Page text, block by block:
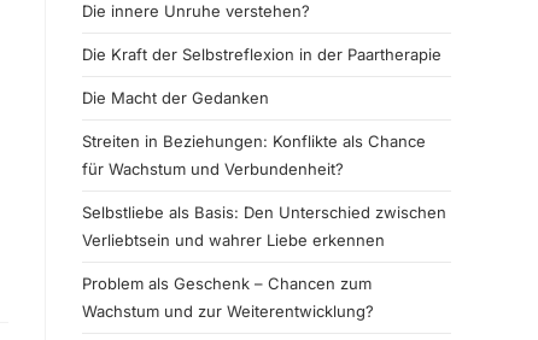
Die innere Unruhe verstehen?
Die Kraft der Selbstreflexion in der Paartherapie
Die Macht der Gedanken
Streiten in Beziehungen: Konflikte als Chance
für Wachstum und Verbundenheit?
Selbstliebe als Basis: Den Unterschied zwischen
Verliebtsein und wahrer Liebe erkennen
Problem als Geschenk – Chancen zum
Wachstum und zur Weiterentwicklung?